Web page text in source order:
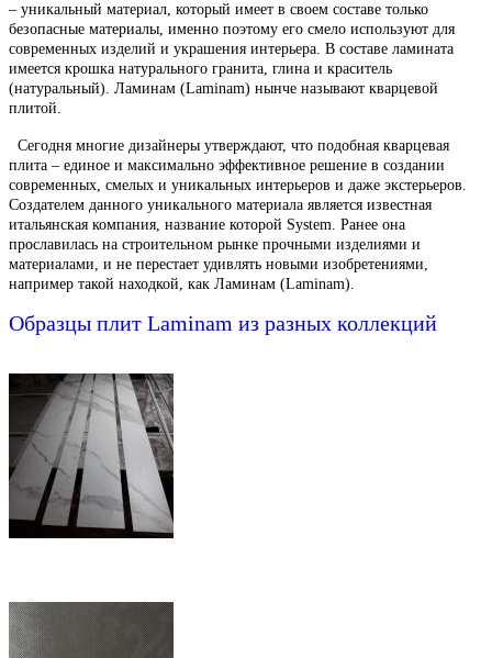
– уникальный материал, который имеет в своем составе только
безопасные материалы, именно поэтому его смело используют для
современных изделий и украшения интерьера. В составе ламината
имеется крошка натурального гранита, глина и краситель
(натуральный). Ламинам (Laminam) нынче называют кварцевой
плитой.
Сегодня многие дизайнеры утверждают, что подобная кварцевая
плита – единое и максимально эффективное решение в создании
современных, смелых и уникальных интерьеров и даже экстерьеров.
Создателем данного уникального материала является известная
итальянская компания, название которой System. Ранее она
прославилась на строительном рынке прочными изделиями и
материалами, и не перестает удивлять новыми изобретениями,
например такой находкой, как Ламинам (Laminam).
Образцы плит Laminam из разных коллекций